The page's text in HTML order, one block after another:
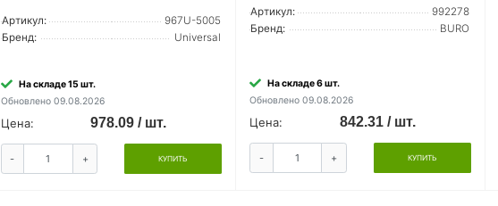
Артикул:
967U-5005
Бренд:
Universal
На складе 15 шт.
Обновлено 09.08.2026
Цена: 978.09 / шт.
- + КУПИТЬ
Артикул:
992278
Бренд:
BURO
На складе 6 шт.
Обновлено 09.08.2026
Цена: 842.31 / шт.
- + КУПИТЬ